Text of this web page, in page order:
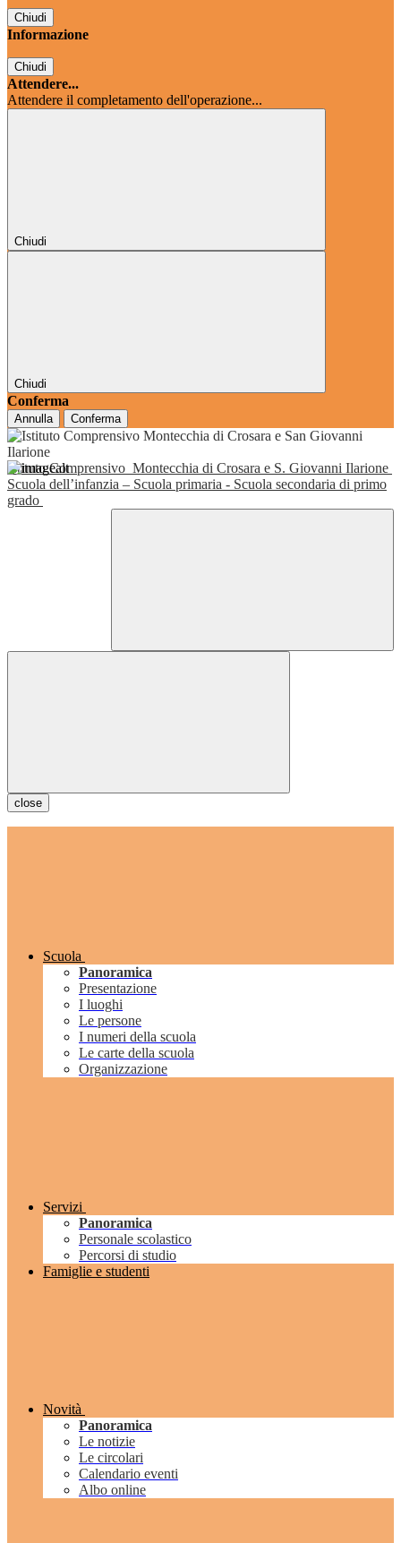
Chiudi
Informazione
Chiudi
Attendere...
Attendere il completamento dell'operazione...
Chiudi
Chiudi
Conferma
Annulla Conferma
Istituto Comprensivo Montecchia di Crosara e S. Giovanni Ilarione
Scuola dell’infanzia – Scuola primaria - Scuola secondaria di primo
grado
close
Scuola
Panoramica
Presentazione
I luoghi
Le persone
I numeri della scuola
Le carte della scuola
Organizzazione
Servizi
Panoramica
Personale scolastico
Percorsi di studio
Famiglie e studenti
Novità
Panoramica
Le notizie
Le circolari
Calendario eventi
Albo online